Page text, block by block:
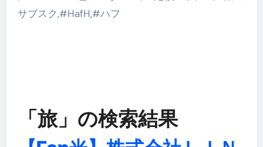
サブスク,#HafH,#ハフ
「旅」の検索結果